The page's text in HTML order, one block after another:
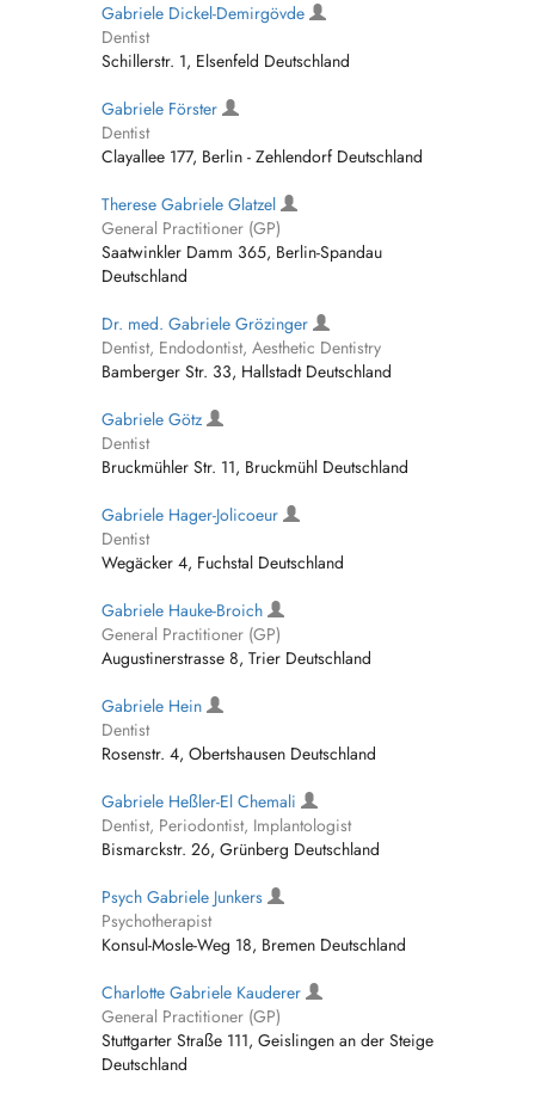
Gabriele Dickel-Demirgövde
Dentist
Schillerstr. 1, Elsenfeld Deutschland
Gabriele Förster
Dentist
Clayallee 177, Berlin - Zehlendorf Deutschland
Therese Gabriele Glatzel
General Practitioner (GP)
Saatwinkler Damm 365, Berlin-Spandau
Deutschland
Dr. med. Gabriele Grözinger
Dentist, Endodontist, Aesthetic Dentistry
Bamberger Str. 33, Hallstadt Deutschland
Gabriele Götz
Dentist
Bruckmühler Str. 11, Bruckmühl Deutschland
Gabriele Hager-Jolicoeur
Dentist
Wegäcker 4, Fuchstal Deutschland
Gabriele Hauke-Broich
General Practitioner (GP)
Augustinerstrasse 8, Trier Deutschland
Gabriele Hein
Dentist
Rosenstr. 4, Obertshausen Deutschland
Gabriele Heßler-El Chemali
Dentist, Periodontist, Implantologist
Bismarckstr. 26, Grünberg Deutschland
Psych Gabriele Junkers
Psychotherapist
Konsul-Mosle-Weg 18, Bremen Deutschland
Charlotte Gabriele Kauderer
General Practitioner (GP)
Stuttgarter Straße 111, Geislingen an der Steige
Deutschland